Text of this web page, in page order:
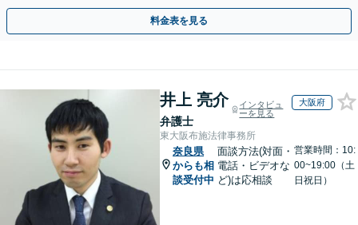
らサポートします【初回相談無料】【法テラス利用可】
料金表を見る
井上 亮介
弁護士
インタビュ
ーを見る
大阪府
東大阪布施法律事務所
奈良県
からも相
談受付中
面談方法(対面・
電話・ビデオな
ど)は応相談
営業時間：10:
00~19:00（土
日祝日）